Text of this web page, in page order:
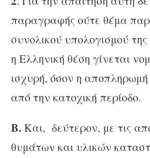
παραγραφής ούτε θέμα
συνολικού υπολογισμού
η Ελληνική θέση γίνεται
ισχυρή, όσον η αποπληρωμή
από την κατοχική περίοδο.
Β.Και, δεύτερον, με τις
θυμάτων και υλικών